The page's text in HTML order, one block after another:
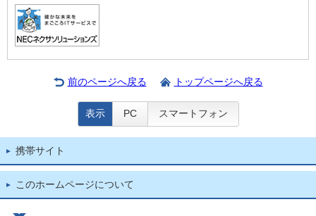
前のページへ戻る トップページへ戻る
表示 PC スマートフォン
携帯サイト
このホームページについて